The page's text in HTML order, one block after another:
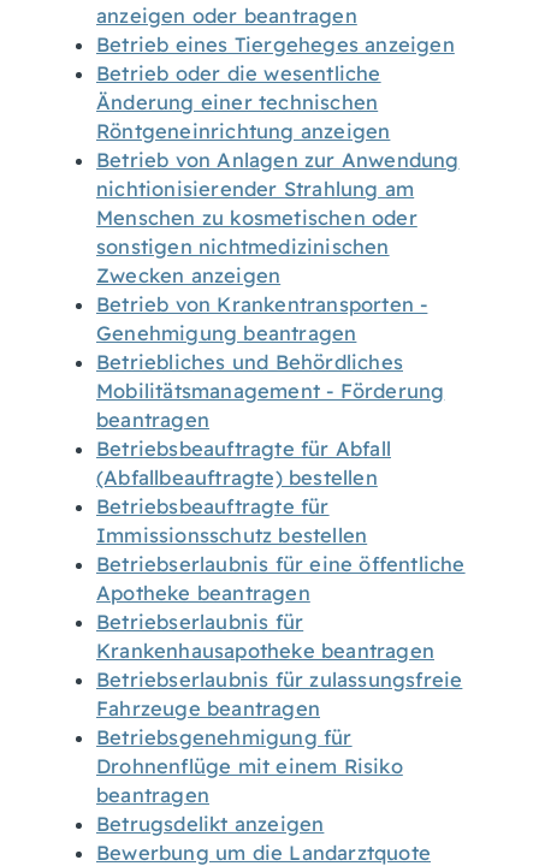
anzeigen oder beantragen
Betrieb eines Tiergeheges anzeigen
Betrieb oder die wesentliche
Änderung einer technischen
Röntgeneinrichtung anzeigen
Betrieb von Anlagen zur Anwendung
nichtionisierender Strahlung am
Menschen zu kosmetischen oder
sonstigen nichtmedizinischen
Zwecken anzeigen
Betrieb von Krankentransporten -
Genehmigung beantragen
Betriebliches und Behördliches
Mobilitätsmanagement - Förderung
beantragen
Betriebsbeauftragte für Abfall
(Abfallbeauftragte) bestellen
Betriebsbeauftragte für
Immissionsschutz bestellen
Betriebserlaubnis für eine öffentliche
Apotheke beantragen
Betriebserlaubnis für
Krankenhausapotheke beantragen
Betriebserlaubnis für zulassungsfreie
Fahrzeuge beantragen
Betriebsgenehmigung für
Drohnenflüge mit einem Risiko
beantragen
Betrugsdelikt anzeigen
Bewerbung um die Landarztquote